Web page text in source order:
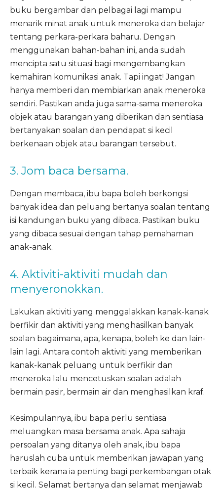
buku bergambar dan pelbagai lagi mampu
menarik minat anak untuk meneroka dan belajar
tentang perkara-perkara baharu. Dengan
menggunakan bahan-bahan ini, anda sudah
mencipta satu situasi bagi mengembangkan
kemahiran komunikasi anak. Tapi ingat! Jangan
hanya memberi dan membiarkan anak meneroka
sendiri. Pastikan anda juga sama-sama meneroka
objek atau barangan yang diberikan dan sentiasa
bertanyakan soalan dan pendapat si kecil
berkenaan objek atau barangan tersebut.
3. Jom baca bersama.
Dengan membaca, ibu bapa boleh berkongsi
banyak idea dan peluang bertanya soalan tentang
isi kandungan buku yang dibaca. Pastikan buku
yang dibaca sesuai dengan tahap pemahaman
anak-anak.
4. Aktiviti-aktiviti mudah dan
menyeronokkan.
Lakukan aktiviti yang menggalakkan kanak-kanak
berfikir dan aktiviti yang menghasilkan banyak
soalan bagaimana, apa, kenapa, boleh ke dan lain-
lain lagi. Antara contoh aktiviti yang memberikan
kanak-kanak peluang untuk berfikir dan
meneroka lalu mencetuskan soalan adalah
bermain pasir, bermain air dan menghasilkan kraf.
Kesimpulannya, ibu bapa perlu sentiasa
meluangkan masa bersama anak. Apa sahaja
persoalan yang ditanya oleh anak, ibu bapa
haruslah cuba untuk memberikan jawapan yang
terbaik kerana ia penting bagi perkembangan otak
si kecil. Selamat bertanya dan selamat menjawab